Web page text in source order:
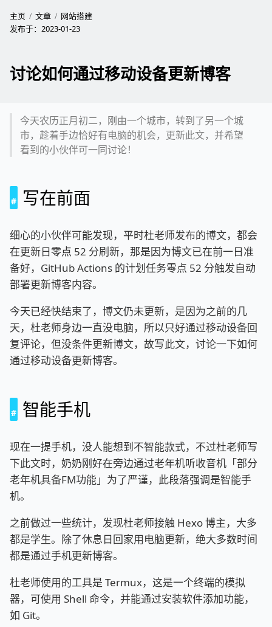
主页 文章
网站搭建
发布于： 2023-01-23
讨论如何通过移动设备更新博客
今天农历正月初二，刚由一个城市，转到了另一个城
市，趁着手边恰好有电脑的机会，更新此文，并希望
看到的小伙伴可一同讨论！
写在前面
细心的小伙伴可能发现，平时杜老师发布的博文，都会
在更新日零点 52 分刷新，那是因为博文已在前一日准
备好，GitHub Actions 的计划任务零点 52 分触发自动
部署更新博客内容。
今天已经快结束了，博文仍未更新，是因为之前的几
天，杜老师身边一直没电脑，所以只好通过移动设备回
复评论，但没条件更新博文，故写此文，讨论一下如何
通过移动设备更新博客。
智能手机
现在一提手机，没人能想到不智能款式，不过杜老师写
下此文时，奶奶刚好在旁边通过老年机听收音机「部分
老年机具备FM功能」为了严谨，此段落强调是智能手
机。
之前做过一些统计，发现杜老师接触 Hexo 博主，大多
都是学生。除了休息日回家用电脑更新，绝大多数时间
都是通过手机更新博客。
杜老师使用的工具是 Termux，这是一个终端的模拟
器，可使用 Shell 命令，并能通过安装软件添加功能，
如 Git。